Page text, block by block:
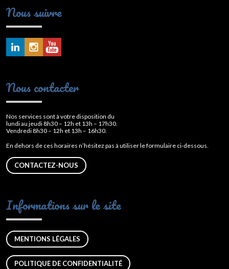
Nous suivre
Nous contacter
Nos services sont à votre disposition du
lundi au jeudi 8h30 – 12h et 13h – 17h30.
Vendredi 8h30 – 12h et 13h – 16h30.
En dehors de ces horaires n’hésitez pas à utiliser le formulaire ci-dessous.
CONTACTEZ-NOUS
Informations sur le site
MENTIONS LÉGALES
POLITIQUE DE CONFIDENTIALITÉ